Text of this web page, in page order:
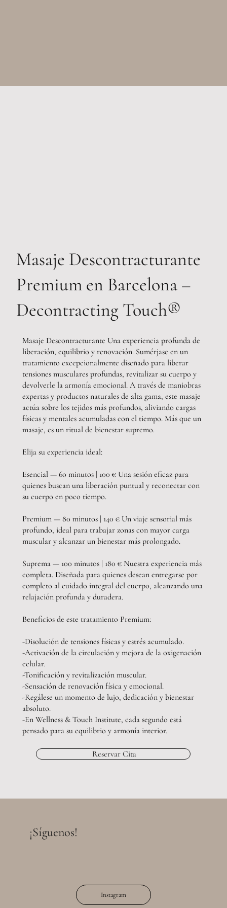
Masaje Descontracturante
Premium en Barcelona –
Decontracting Touch®
Masaje Descontracturante Una experiencia profunda de
liberación, equilibrio y renovación. Sumérjase en un
tratamiento excepcionalmente diseñado para liberar
tensiones musculares profundas, revitalizar su cuerpo y
devolverle la armonía emocional. A través de maniobras
expertas y productos naturales de alta gama, este masaje
actúa sobre los tejidos más profundos, aliviando cargas
físicas y mentales acumuladas con el tiempo. Más que un
masaje, es un ritual de bienestar supremo.
Elija su experiencia ideal:
Esencial — 60 minutos | 100 € Una sesión eficaz para
quienes buscan una liberación puntual y reconectar con
su cuerpo en poco tiempo.
Premium — 80 minutos | 140 € Un viaje sensorial más
profundo, ideal para trabajar zonas con mayor carga
muscular y alcanzar un bienestar más prolongado.
Suprema — 100 minutos | 180 € Nuestra experiencia más
completa. Diseñada para quienes desean entregarse por
completo al cuidado integral del cuerpo, alcanzando una
relajación profunda y duradera.
Beneficios de este tratamiento Premium:
-Disolución de tensiones físicas y estrés acumulado.
-Activación de la circulación y mejora de la oxigenación
celular.
-Tonificación y revitalización muscular.
-Sensación de renovación física y emocional.
-Regálese un momento de lujo, dedicación y bienestar
absoluto.
-En Wellness & Touch Institute, cada segundo está
pensado para su equilibrio y armonía interior.
Reservar Cita
¡Síguenos!
Instagram